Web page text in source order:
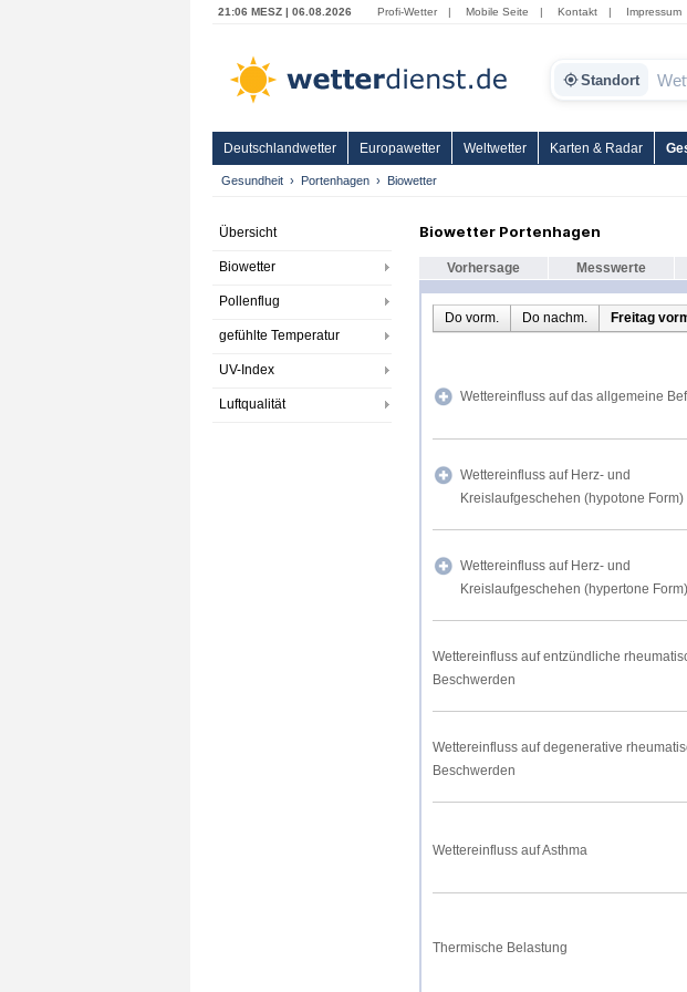
21:06 MESZ | 06.08.2026 Profi-Wetter | Mobile Seite | Kontakt | Impressum
Standort
Deutschlandwetter Europawetter Weltwetter Karten & Radar
Gesundheit Portenhagen Biowetter
Übersicht
Biowetter
Pollenflug
gefühlte Temperatur
UV-Index
Luftqualität
Biowetter Portenhagen
Vorhersage Messwerte
Do vorm. Do nachm. Freitag
Wettereinfluss auf das allgemeine
Wettereinfluss auf Herz- und
Kreislaufgeschehen (hypotone Form)
Wettereinfluss auf Herz- und
Kreislaufgeschehen (hypertone Form)
Wettereinfluss auf entzündliche
Beschwerden
Wettereinfluss auf degenerative
Beschwerden
Wettereinfluss auf Asthma
Thermische Belastung